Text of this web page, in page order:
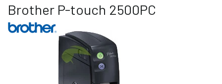
Brother P-touch 2500PC